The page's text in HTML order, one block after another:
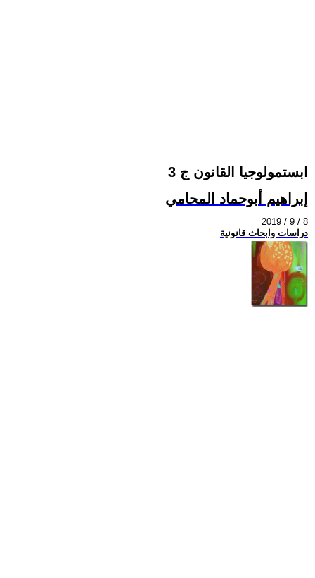
ابستمولوجيا القانون ج 3
إبراهيم أبوحماد المحامي
2019 / 9 / 8
دراسات وابحاث قانونية